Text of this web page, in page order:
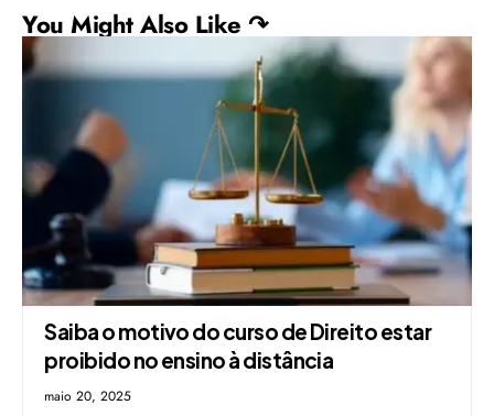
You Might Also Like ↷
Saiba o motivo do curso de Direito estar
proibido no ensino à distância
maio 20, 2025